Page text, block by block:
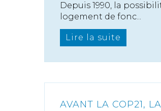
Depuis 1990, la
logement de fonc...
Lire la suite
AVANT LA COP21,